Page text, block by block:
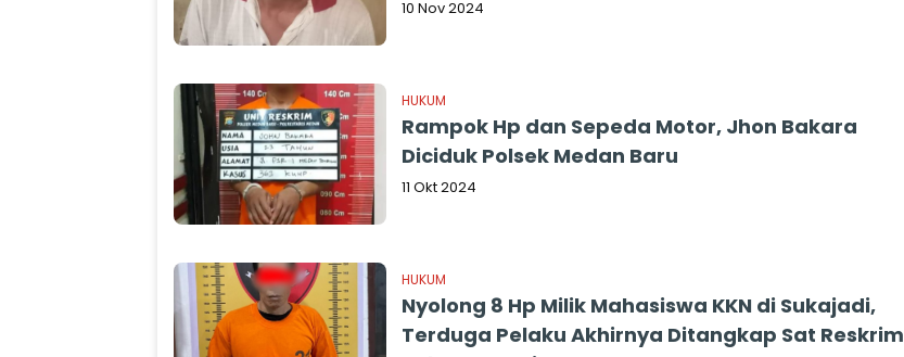
10 Nov 2024
HUKUM
Rampok Hp dan Sepeda Motor, Jhon Bakara
Diciduk Polsek Medan Baru
11 Okt 2024
HUKUM
Nyolong 8 Hp Milik Mahasiswa KKN di Sukajadi,
Terduga Pelaku Akhirnya Ditangkap Sat Reskrim